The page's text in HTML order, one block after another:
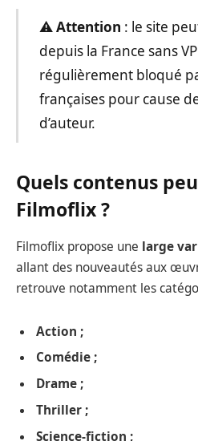
⚠️Attention : le site
depuis la France sans
régulièrement bloqué
françaises pour cause
d’auteur.
Quels contenus
Filmoflix ?
Filmoflix propose une large
allant des nouveautés aux
retrouve notamment les
Action ;
Comédie ;
Drame ;
Thriller ;
Science-fiction ;